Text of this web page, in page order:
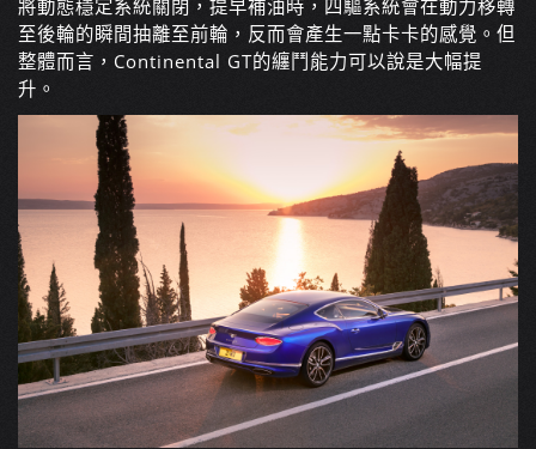
將動態穩定系統關閉，提早補油時，四驅系統會在動力移轉
至後輪的瞬間抽離至前輪，反而會產生一點卡卡的感覺。但
整體而言，Continental GT的纏鬥能力可以說是大幅提
升。